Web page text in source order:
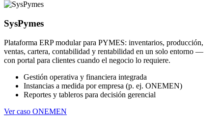
SysPymes
Plataforma ERP modular para PYMES: inventarios, producción,
ventas, cartera, contabilidad y rentabilidad en un solo entorno —
con portal para clientes cuando el negocio lo requiere.
Gestión operativa y financiera integrada
Instancias a medida por empresa (p. ej. ONEMEN)
Reportes y tableros para decisión gerencial
Ver caso ONEMEN